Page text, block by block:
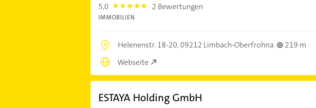
5,0 5.0 2 Bewertungen
IMMOBILIEN
Helenenstr. 18-20,09212 Limbach-Oberfrohna
219 m
Webseite
ESTAYA Holding GmbH